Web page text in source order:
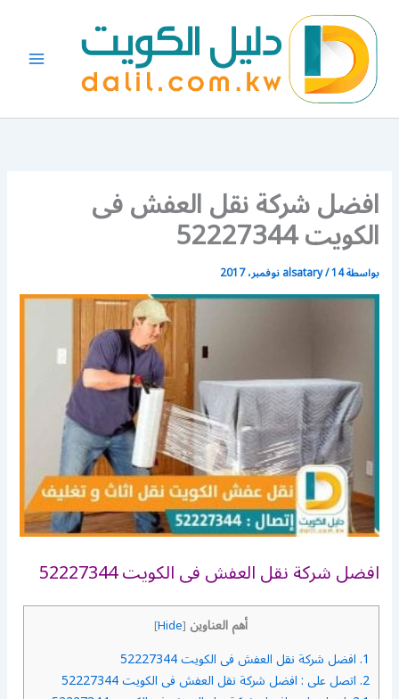
المحتوى
افضل شركة نقل العفش فى
الكويت 52227344
بواسطة alsatary/14 نوفمبر، 2017
افضل شركة نقل العفش فى الكويت 52227344
أهم العناوين [
Hide
]
1. افضل شركة نقل العفش فى الكويت 52227344
2. اتصل على : افضل شركة نقل العفش فى الكويت 52227344